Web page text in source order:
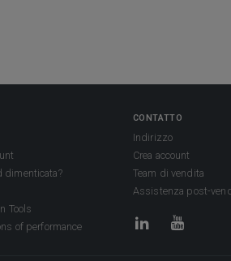
dimenticata?
Tools
of performance
CONTATTO
Indirizzo
Crea account
Team di vendita
Assistenza post-